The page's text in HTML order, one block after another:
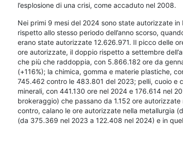
l’esplosione di una crisi, come accaduto nel 2008.
Nei primi 9 mesi del 2024 sono state autorizzate
rispetto allo stesso periodo dell’anno scorso,
erano state autorizzate 12.626.971. Il picco delle
ore autorizzate, il doppio rispetto a settembre
che più che raddoppia, con 5.866.182 ore da
(+116%); la chimica, gomma e materie plastiche,
745.462 contro le 483.801 del 2023; pelli, cuoio e
minerali, con 441.130 ore nel 2024 e 176.614 nel
brokeraggio) che passano da 1.152 ore
contro, calano le ore autorizzate nella metallurgia
(da 375.369 nel 2023 a 122.408 nel 2024) e in